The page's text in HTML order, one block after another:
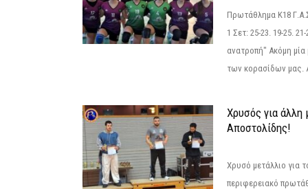
Πρωτάθλημα Κ18
1 Σετ: 25-23. 19-25.
ανατροπή" Ακόμη μία
των κορασίδων μας.
Χρυσός για άλλη
Αποστολίδης!
Χρυσό μετάλλιο για
περιφερειακό